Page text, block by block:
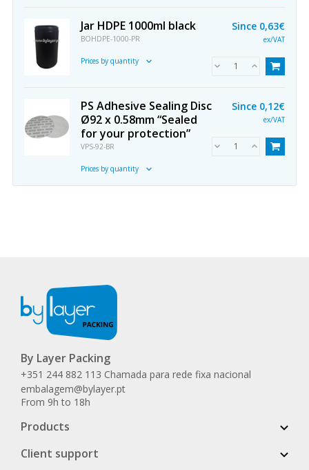
Jar HDPE 1000ml black
BOHDPE-1000-PR
Prices by quantity
Since 0,63€
ex/VAT
PS Adhesive Sealing Disc
Ø92 x 0.58mm “Sealed
for your protection”
VPS-92-BR
Prices by quantity
Since 0,12€
ex/VAT
By Layer Packing
+351 244 882 113 Chamada para rede fixa nacional
embalagem@bylayer.pt
From 9h to 18h
Products
Client support